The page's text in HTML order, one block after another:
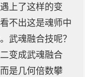
上了这样的变
不出这是魂师中
武魂融合技呢？
变成武魂融合
是几何倍数攀